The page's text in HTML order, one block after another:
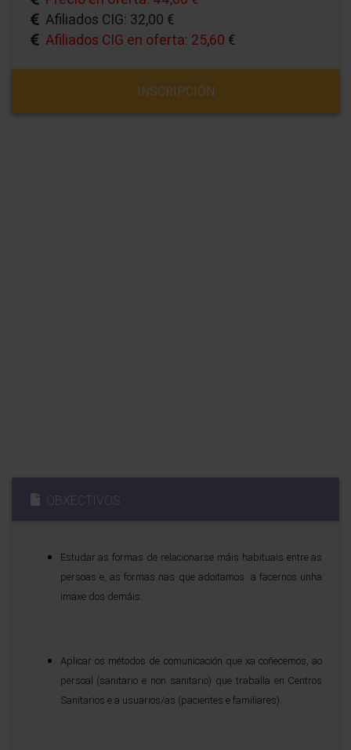
OBXECTIVOS
Estudar as formas de relacionarse máis habituais entre as
persoas e, as formas nas que adoitamos a facernos unha
imaxe dos demáis.
Aplicar os métodos de comunicación que xa coñecemos, ao
persoal (sanitario e non sanitario) que traballa en Centros
Sanitarios e a usuarios/as (pacientes e familiares).
Afiliados CIG: 32,00 €
Afiliados CIG en oferta: 25,60 €
INSCRIPCIÓN